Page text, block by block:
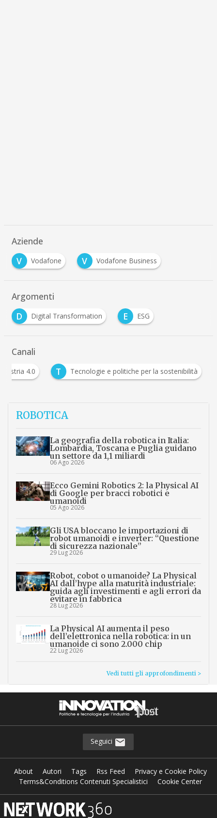
Aziende
V
Vodafone V Vodafone Business
Argomenti
D
Digital Transformation E ESG
Canali
Industria 4.0 T Tecnologie e politiche per la
ROBOTICA
La geografia della robotica in Italia:
Lombardia, Toscana e Puglia guidano
un settore da 1,1 miliardi
06 Ago 2026
Ecco Gemini Robotics 2: la Physical AI
di Google per bracci robotici e
umanoidi
05 Ago 2026
Gli USA bloccano le importazioni di
robot umanoidi e inverter: “Questione
di sicurezza nazionale”
29 Lug 2026
Robot, cobot o umanoide? La Physical
AI dall’hype alla maturità industriale:
guida agli investimenti e agli errori da
evitare in fabbrica
28 Lug 2026
La Physical AI aumenta il peso
dell’elettronica nella robotica: in un
umanoide ci sono 2.000 chip
22 Lug 2026
Vedi tutti gli approfondimenti >
Seguici
About Autori Tags Rss Feed
Privacy e Cookie Policy
Terms&Conditions Contenuti Specialistici
Cookie Center